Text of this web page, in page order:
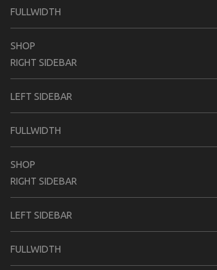
FULLWIDTH
SHOP
RIGHT SIDEBAR
LEFT SIDEBAR
FULLWIDTH
SHOP
RIGHT SIDEBAR
LEFT SIDEBAR
FULLWIDTH